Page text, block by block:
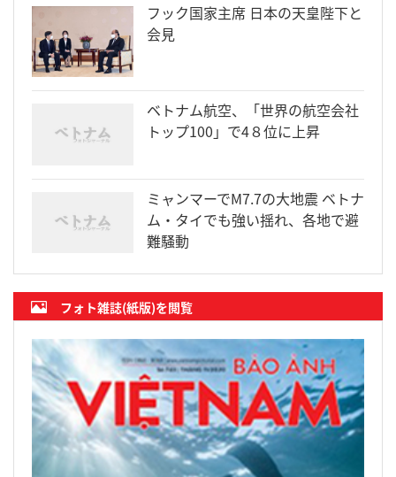
フック国家主席 日本の天皇陛下と
会見
ベトナム航空、「世界の航空会社
トップ100」で4８位に上昇
ミャンマーでM7.7の大地震 ベトナ
ム・タイでも強い揺れ、各地で避
難騒動
フォト雑誌(紙版)を閲覧